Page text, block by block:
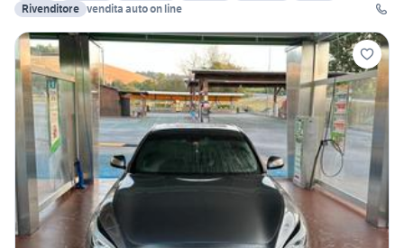
Rivenditore vendita auto on line